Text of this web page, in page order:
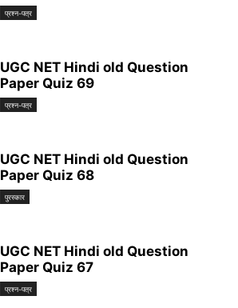
प्रश्न-पत्र
UGC NET Hindi old Question
Paper Quiz 69
प्रश्न-पत्र
UGC NET Hindi old Question
Paper Quiz 68
पुरस्कार
UGC NET Hindi old Question
Paper Quiz 67
प्रश्न-पत्र